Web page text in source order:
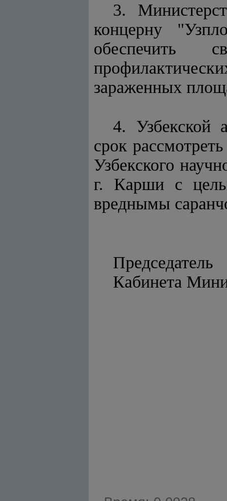
3.
концерну
обеспечить
зараженных
4. Узбекской
срок
Узбекского
г. Карши с
вреднымы
Председатель